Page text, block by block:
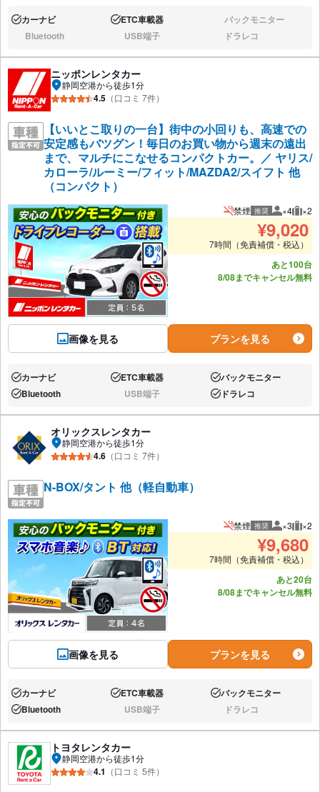
あり:カーナビ あり:ETC車載器 なし:バックモニター
なし:Bluetooth なし:USB端子 なし:ドラレコ
ニッポンレンタカー
静岡空港から徒歩1分
4.5 （口コミ 7件）
【いいとこ取りの一台】街中の小回りも、高速での
安定感もバツグン！毎日のお買い物から週末の遠出
まで、マルチにこなせるコンパクトカー。／ ヤリス/
カローラ/ルーミー/フィット/MAZDA2/スイフト 他
（コンパクト）
画像を見る
禁煙 推奨 推奨人数
×4 推
×2
¥9,020
7時間（免責補償・税込）
あと100台
8/08までキャンセル無料
プランを見る
あり:カーナビ あり:ETC車載器 あり:バックモニター
あり:Bluetooth なし:USB端子 あり:ドラレコ
オリックスレンタカー
静岡空港から徒歩1分
4.6 （口コミ 7件）
N-BOX/タント 他（軽自動車）
画像を見る
禁煙 推奨 推奨人数
×3 推
×2
¥9,680
7時間（免責補償・税込）
あと20台
8/08までキャンセル無料
プランを見る
あり:カーナビ あり:ETC車載器 あり:バックモニター
あり:Bluetooth なし:USB端子 なし:ドラレコ
トヨタレンタカー
静岡空港から徒歩1分
4.1 （口コミ 5件）